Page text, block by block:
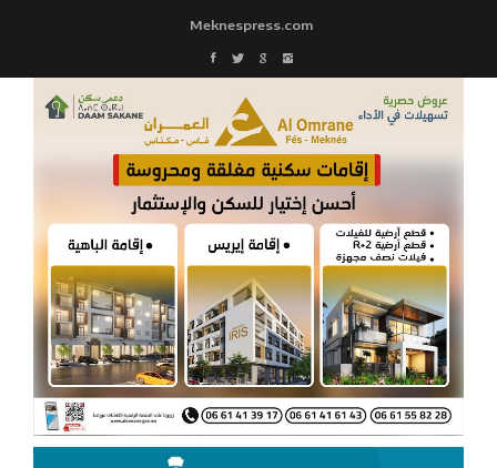
Meknespress.com